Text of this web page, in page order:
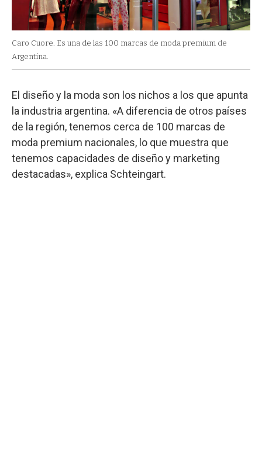
Caro Cuore. Es una de las 100 marcas de moda premium de
Argentina.
El diseño y la moda son los nichos a los que apunta
la industria argentina. «A diferencia de otros países
de la región, tenemos cerca de 100 marcas de
moda premium nacionales, lo que muestra que
tenemos capacidades de diseño y marketing
destacadas», explica Schteingart.